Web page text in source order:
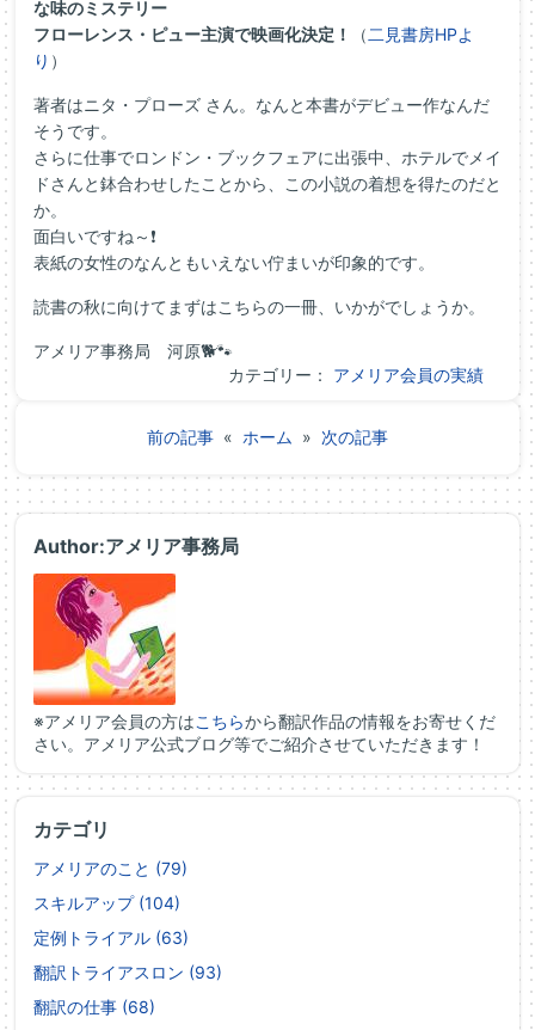
な味のミステリー
フローレンス・ピュー主演で映画化決定！
（ 二見書房HPよ
り ）
著者はニタ・プローズ さん。なんと本書がデビュー作なんだ
そうです。
さらに仕事でロンドン・ブックフェアに出張中、ホテルでメイ
ドさんと鉢合わせしたことから、この小説の着想を得たのだと
か。
面白いですね～❗
表紙の女性のなんともいえない佇まいが印象的です。
読書の秋に向けてまずはこちらの一冊、いかがでしょうか。
アメリア事務局 河原🐕🐾
カテゴリー： アメリア会員の実績
前の記事 « ホーム » 次の記事
Author:アメリア事務局
※アメリア会員の方はこちらから翻訳作品の情報をお寄せくだ
さい。アメリア公式ブログ等でご紹介させていただきます！
カテゴリ
アメリアのこと (79)
スキルアップ (104)
定例トライアル (63)
翻訳トライアスロン (93)
翻訳の仕事 (68)